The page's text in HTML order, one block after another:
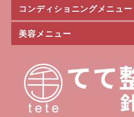
ルーズショルダー
野球肘
テニス肘
肘MCL損傷
シンスプリント
肉離れ
打撲
突き指
オスグッド
下腿疲労骨折
そけい部症候群
ジャンパー膝
腸脛靭帯
半月板損傷
アキレス腱炎
アキレス腱断裂
足底筋膜炎
足関節捻挫
サッカーの障害
卓球の障害
陸上の障害
バレーボールの障害
前十字靭帯損傷
バスケットボールの障害
バドミントンでの障害
ゴルフの障害
コンディショニングメニュー
動作分析
全身トレーニング
野球サポート
野球トレーニング
野球ケア
術前トレーニング
術後トレーニング
トレーナー活動
美容メニュー
岩盤エクササイズ（EMS）
骨盤EMS
耳つぼダイエット
むくみ改善
楽トレ
足やせ
冷え症改善
美尻トレーニング
ウエスト痩せ
リフレクソロジー
美容鍼
ハーブピーリング